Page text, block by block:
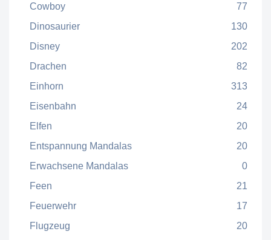
Cowboy
77
Dinosaurier
130
Disney
202
Drachen
82
Einhorn
313
Eisenbahn
24
Elfen
20
Entspannung Mandalas
20
Erwachsene Mandalas
0
Feen
21
Feuerwehr
17
Flugzeug
20